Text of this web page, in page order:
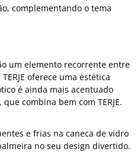
complementando o tema
um elemento recorrente entre
oferece uma estética
é ainda mais acentuado
combina bem com TERJE.
e frias na caneca de vidro
no seu design divertido.